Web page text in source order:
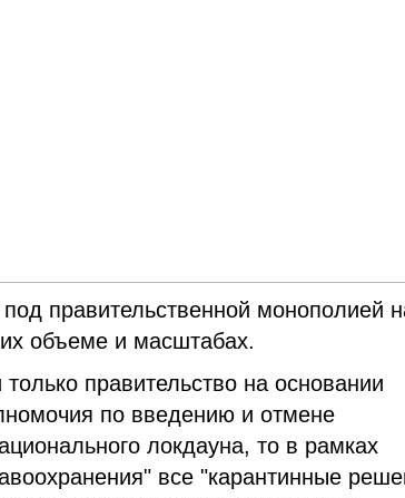
правительственной монополией
объеме и масштабах.
правительство на основании
по введению и отмене
локдауна, то в рамках
все "карантинные